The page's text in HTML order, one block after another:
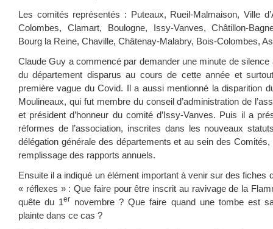
Les comités représentés : Puteaux, Rueil-Malmaison, Ville
Colombes, Clamart, Boulogne, Issy-Vanves, Châtillon-
Bourg la Reine, Chaville, Châtenay-Malabry, Bois-Colombes,
Claude Guy a commencé par demander une minute de
du département disparus au cours de cette année et
première vague du Covid. Il a aussi mentionné la disparition
Moulineaux, qui fut membre du conseil d’administration de
et président d’honneur du comité d’Issy-Vanves. Puis il a
réformes de l’association, inscrites dans les nouveaux
délégation générale des départements et au sein des
remplissage des rapports annuels.
Ensuite il a indiqué un élément important à venir sur des fiches
« réflexes » : Que faire pour être inscrit au ravivage de la
quête du 1er novembre ? Que faire quand une tombe est
plainte dans ce cas ?